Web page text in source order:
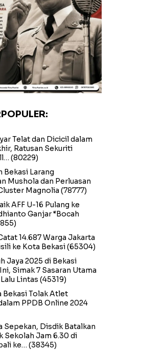
Telat dan Dicicil dalam
Ratusan Sekuriti
(80229)
Bekasi Larang
Mushola dan Perluasan
Magnolia (78777)
AFF U-16 Pulang ke
Ganjar “Bocah
14.687 Warga Jakarta
ke Kota Bekasi(65304)
Jaya 2025 di Bekasi
Simak 7 Sasaran Utama
Lintas (45319)
Bekasi Tolak Atlet
PPDB Online 2024
Sepekan, Disdik Batalkan
Sekolah Jam 6.30 di
ke… (38345)